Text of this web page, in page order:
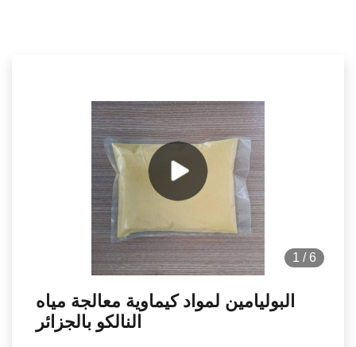
1 / 6
البوليامين لمواد كيماوية معالجة مياه
النالكو بالجزائر